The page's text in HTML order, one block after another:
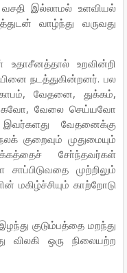
இல்லாமல் உளவியல்
வாழ்ந்து வருவது
உறவின்றி
நடத்துகின்றனர். பல
வேதனை, துக்கம்,
வேலை செய்யவோ
இவர்களது வேதனைக்கு
குறைவும் முதுமையும்
சோ்ந்தவர்கள்
முற்றிலும்
மகிழ்ச்சியும் காற்றோடு
குடும்பத்தை மறந்து
விலகி ஒரு நிலையற்ற